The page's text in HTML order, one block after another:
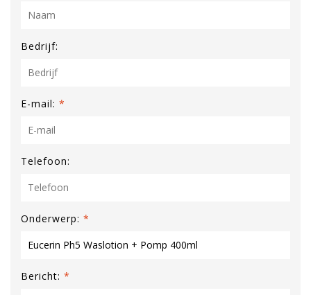
Bedrijf:
E-mail: *
Telefoon:
Onderwerp: *
Bericht: *